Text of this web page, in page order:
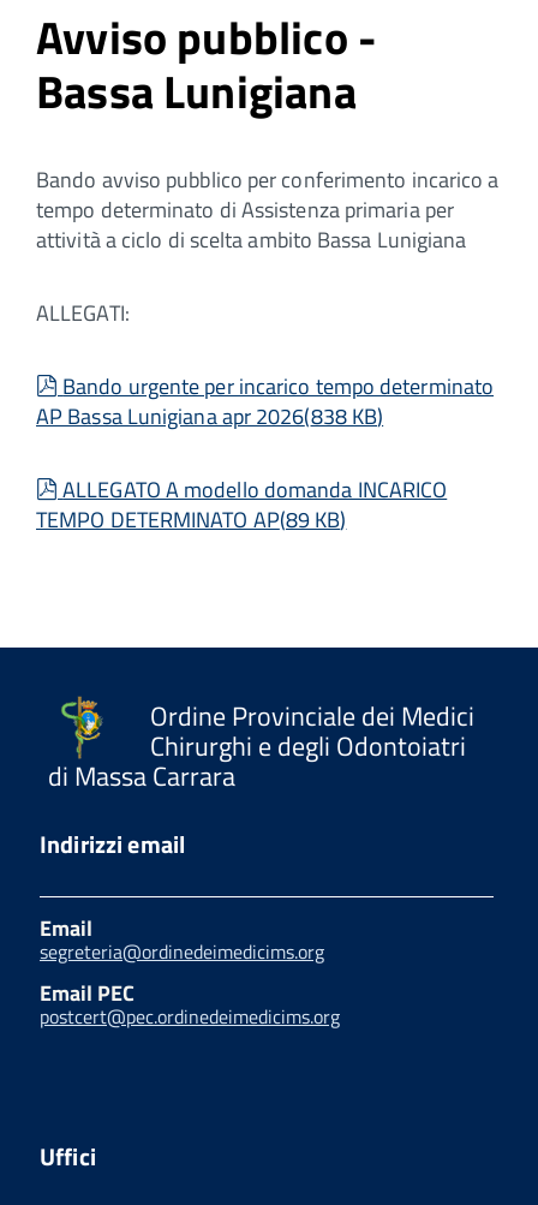
Avviso pubblico -
Bassa Lunigiana
Bando avviso pubblico per conferimento incarico a
tempo determinato di Assistenza primaria per
attività a ciclo di scelta ambito Bassa Lunigiana
ALLEGATI:
pdf
Bando urgente per incarico tempo determinato
AP Bassa Lunigiana apr 2026(838 KB)
pdf
ALLEGATO A modello domanda INCARICO
TEMPO DETERMINATO AP(89 KB)
Ordine Provinciale dei Medici
Chirurghi e degli Odontoiatri
di Massa Carrara
Indirizzi email
Email
segreteria@ordinedeimedicims.org
Email PEC
postcert@pec.ordinedeimedicims.org
Uffici